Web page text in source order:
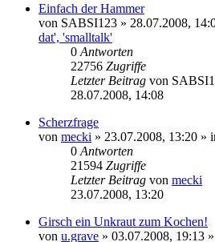
Einfach der Hammer
von SABSI123 » 28.07.2008,
dat', 'smalltalk'
0 Antworten
22756 Zugriffe
Letzter Beitrag von
28.07.2008, 14:08
Scherzfrage
von mecki » 23.07.2008, 13:20 »
0 Antworten
21594 Zugriffe
Letzter Beitrag von mecki
23.07.2008, 13:20
Girsch ein Unkraut zum Kochen!
von u.grave » 03.07.2008, 19:13